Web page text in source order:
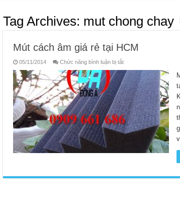
Tag Archives: mut chong chay
Mút cách âm giá rẻ tại HCM
05/11/2014 Chức năng bình luận bị tắtở
cách
âm
giá
rẻ
tại
HCM